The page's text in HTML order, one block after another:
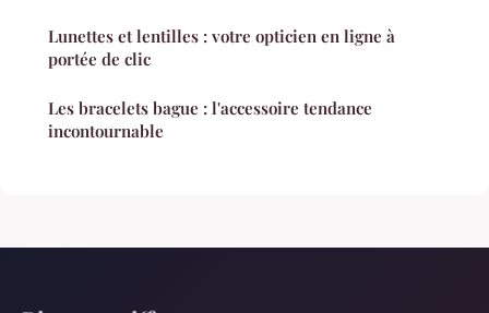
Lunettes et lentilles : votre opticien en ligne à
portée de clic
Les bracelets bague : l'accessoire tendance
incontournable